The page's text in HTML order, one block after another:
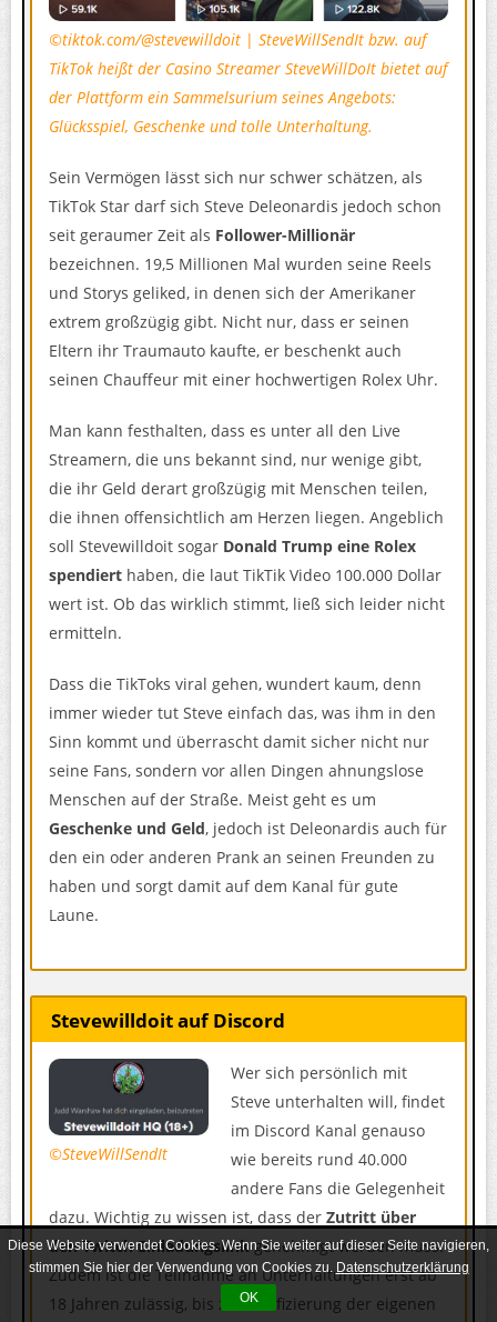
©tiktok.com/@stevewilldoit | SteveWillSendIt bzw. auf
TikTok heißt der Casino Streamer SteveWillDoIt bietet auf
der Plattform ein Sammelsurium seines Angebots:
Glücksspiel, Geschenke und tolle Unterhaltung.
Sein Vermögen lässt sich nur schwer schätzen, als
TikTok Star darf sich Steve Deleonardis jedoch schon
seit geraumer Zeit als Follower-Millionär
bezeichnen. 19,5 Millionen Mal wurden seine Reels
und Storys geliked, in denen sich der Amerikaner
extrem großzügig gibt. Nicht nur, dass er seinen
Eltern ihr Traumauto kaufte, er beschenkt auch
seinen Chauffeur mit einer hochwertigen Rolex Uhr.
Man kann festhalten, dass es unter all den Live
Streamern, die uns bekannt sind, nur wenige gibt,
die ihr Geld derart großzügig mit Menschen teilen,
die ihnen offensichtlich am Herzen liegen. Angeblich
soll Stevewilldoit sogar Donald Trump eine Rolex
spendiert haben, die laut TikTik Video 100.000 Dollar
wert ist. Ob das wirklich stimmt, ließ sich leider nicht
ermitteln.
Dass die TikToks viral gehen, wundert kaum, denn
immer wieder tut Steve einfach das, was ihm in den
Sinn kommt und überrascht damit sicher nicht nur
seine Fans, sondern vor allen Dingen ahnungslose
Menschen auf der Straße. Meist geht es um
Geschenke und Geld, jedoch ist Deleonardis auch für
den ein oder anderen Prank an seinen Freunden zu
haben und sorgt damit auf dem Kanal für gute
Laune.
Stevewilldoit auf Discord
©SteveWillSendIt
Wer sich persönlich mit
Steve unterhalten will, findet
im Discord Kanal genauso
wie bereits rund 40.000
andere Fans die Gelegenheit
dazu. Wichtig zu wissen ist, dass der Zutritt über
den Twitch Einladungslinkgenehmigt werden muss.
Zudem ist die Teilnahme an Unterhaltungen erst ab
18 Jahren zulässig, bis zur Verifizierung der eigenen
Diese Website verwendet Cookies. Wenn Sie weiter auf dieser Seite navigieren,
stimmen Sie hier der Verwendung von Cookies zu. Datenschutzerklärung
OK